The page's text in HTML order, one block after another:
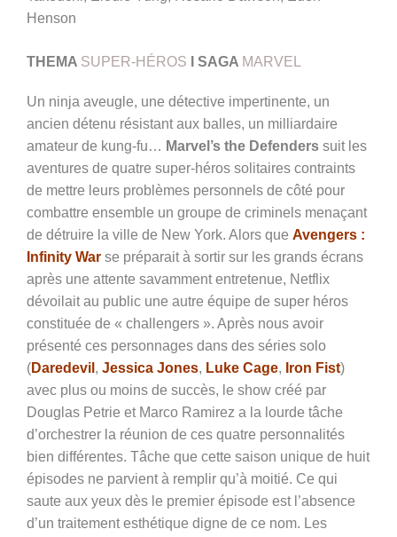
Henson
THEMA SUPER-HÉROS I SAGA MARVEL
Un ninja aveugle, une détective impertinente, un
ancien détenu résistant aux balles, un milliardaire
amateur de kung-fu… Marvel’s the Defenders suit les
aventures de quatre super-héros solitaires contraints
de mettre leurs problèmes personnels de côté pour
combattre ensemble un groupe de criminels menaçant
de détruire la ville de New York. Alors que Avengers :
Infinity War se préparait à sortir sur les grands écrans
après une attente savamment entretenue, Netflix
dévoilait au public une autre équipe de super héros
constituée de « challengers ». Après nous avoir
présenté ces personnages dans des séries solo
(Daredevil , Jessica Jones, Luke Cage, Iron Fist)
avec plus ou moins de succès, le show créé par
Douglas Petrie et Marco Ramirez a la lourde tâche
d’orchestrer la réunion de ces quatre personnalités
bien différentes. Tâche que cette saison unique de huit
épisodes ne parvient à remplir qu’à moitié. Ce qui
saute aux yeux dès le premier épisode est l’absence
d’un traitement esthétique digne de ce nom. Les